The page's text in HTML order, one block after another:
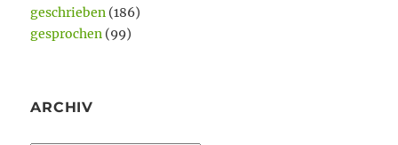
geschrieben (186)
gesprochen (99)
ARCHIV